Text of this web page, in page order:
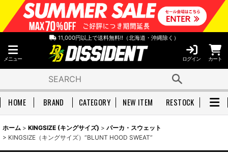
11,000円以上で送料無料!!（北海道・沖縄除く）
メニュー ログイン カート
HOME BRAND CATEGORY NEW ITEM RESTOCK
ホーム > KINGSIZE (キングサイズ) > パーカ・スウェット
> KINGSIZE（キングサイズ）“BLUNT HOOD SWEAT”